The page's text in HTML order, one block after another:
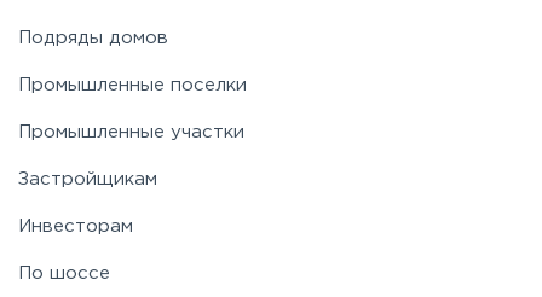
Подряды домов
Промышленные поселки
Промышленные участки
Застройщикам
Инвесторам
По шоссе